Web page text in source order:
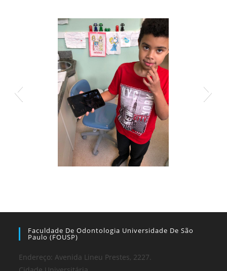
Faculdade De Odontologia Universidade De São
Paulo (FOUSP)
Endereço: Avenida Lineu Prestes, 2227.